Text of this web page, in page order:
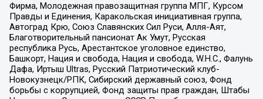
Фирма, Молодежная правозащитная группа МПГ, Курсом
Правды и Единения, Каракольская инициативная группа,
Автоград Крю, Союз Славянских Сил Руси, Алля-Аят,
Благотворительный пансионат Ак Умут, Русская
республика Русь, Арестантское уголовное единство,
Башкорт, Нация и свобода, Нация и свобода, W.H.С., Фалунь
Дафа, Иртыш Ultras, Русский Патриотический клуб-
Новокузнецк/РПК, Сибирский державный союз, Фонд
борьбы с коррупцией, Фонд защиты прав граждан, Штабы